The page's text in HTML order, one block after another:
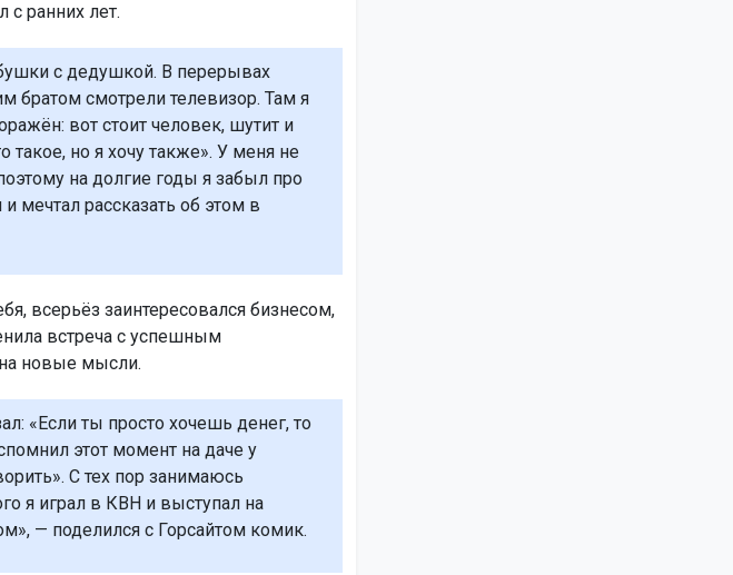
с ранних лет.
с дедушкой. В перерывах
братом смотрели телевизор. Там я
вот стоит человек, шутит и
такое, но я хочу также». У меня не
на долгие годы я забыл про
мечтал рассказать об этом в
всерьёз заинтересовался бизнесом,
встреча с успешным
новые мысли.
«Если ты просто хочешь денег, то
этот момент на даче у
С тех пор занимаюсь
я играл в КВН и выступал на
— поделился с Горсайтом комик.